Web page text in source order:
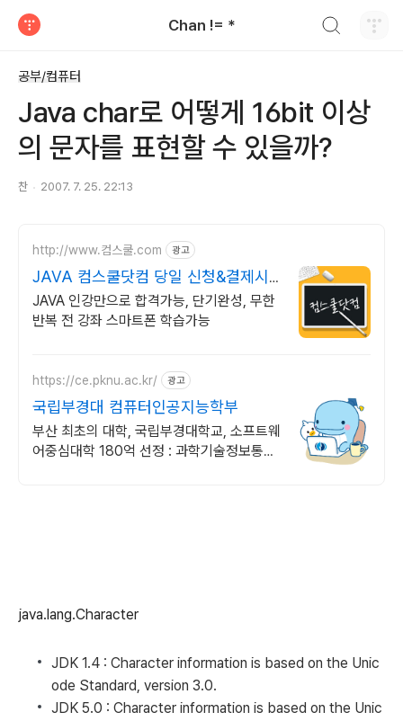
Chan != *
공부/컴퓨터
Java char로 어떻게 16bit 이상
의 문자를 표현할 수 있을까?
찬 2007. 7. 25. 22:13
http://www.컴스쿨.com 광고
JAVA 컴스쿨닷컴 당일 신청&결제시
기프티콘!
JAVA 인강만으로 합격가능, 단기완성, 무한
반복 전 강좌 스마트폰 학습가능
https://ce.pknu.ac.kr/ 광고
국립부경대 컴퓨터인공지능학부
부산 최초의 대학, 국립부경대학교, 소프트웨
어중심대학 180억 선정 : 과학기술정보통신
java.lang.Character
JDK 1.4 : Character information is based on the Unic
ode Standard, version 3.0.
JDK 5.0 : Character information is based on the Unic